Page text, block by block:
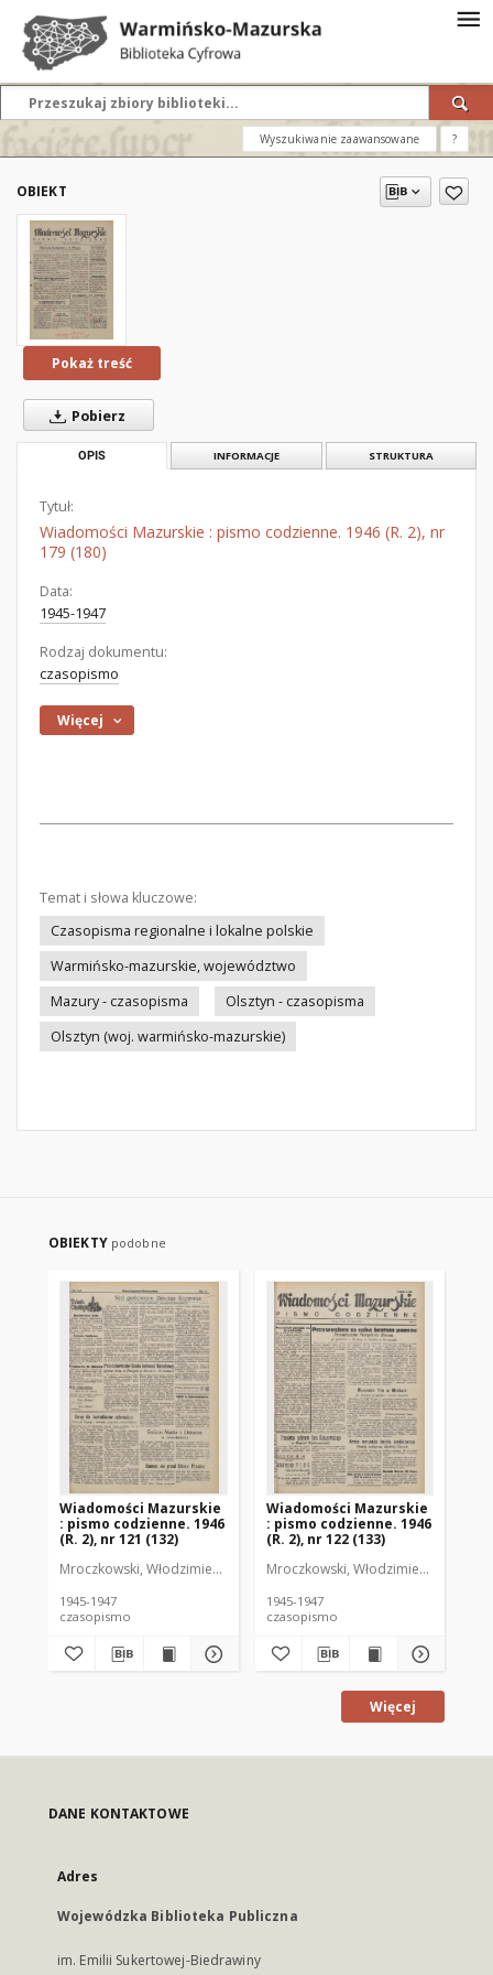
Wyszukiwanie zaawansowane ?
OBIEKT
Pokaż treść
Pobierz
OPIS INFORMACJE STRUKTURA
Tytuł:
Wiadomości Mazurskie : pismo codzienne. 1946 (R. 2), nr
179 (180)
Data:
1945-1947
Rodzaj dokumentu:
czasopismo
Więcej
Temat i słowa kluczowe:
Czasopisma regionalne i lokalne polskie
Warmińsko-mazurskie, województwo
Mazury - czasopisma
Olsztyn - czasopisma
Olsztyn (woj. warmińsko-mazurskie)
OBIEKTY podobne
Wiadomości Mazurskie
: pismo codzienne. 1946
(R. 2), nr 121 (132)
Mroczkowski, Włodzimierz (1902-1971). Redaktor
1945-1947
czasopismo
Wiadomości Mazurskie
: pismo codzienne. 1946
(R. 2), nr 122 (133)
Mroczkowski, Włodzimierz (1902-
1945-1947
czasopismo
Więcej
DANE KONTAKTOWE
Adres
Wojewódzka Biblioteka Publiczna
im. Emilii Sukertowej-Biedrawiny